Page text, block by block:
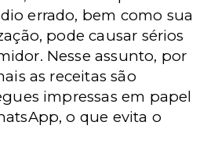
errado, bem como sua
pode causar sérios
Nesse assunto, por
as receitas são
impressas em papel
o que evita o